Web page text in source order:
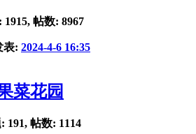
1915, 帖数: 8967
表: 2024-4-6 16:35
菜花园
191, 帖数: 1114